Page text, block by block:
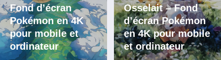
Fond d’écran
Pokémon en 4K
pour mobile et
ordinateur
Osselait – Fond
d’écran Pokémon
en 4K pour mobile
et ordinateur